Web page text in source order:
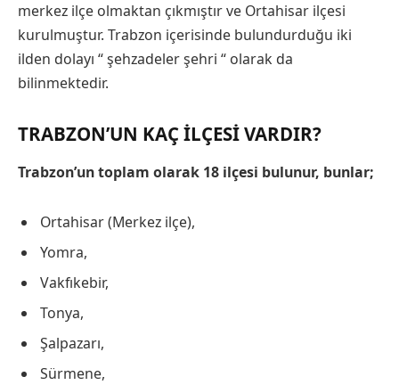
merkez ilçe olmaktan çıkmıştır ve Ortahisar ilçesi
kurulmuştur. Trabzon içerisinde bulundurduğu iki
ilden dolayı “ şehzadeler şehri “ olarak da
bilinmektedir.
TRABZON’UN KAÇ İLÇESI VARDIR?
Trabzon’un toplam olarak 18 ilçesi bulunur, bunlar;
Ortahisar (Merkez ilçe),
Yomra,
Vakfıkebir,
Tonya,
Şalpazarı,
Sürmene,